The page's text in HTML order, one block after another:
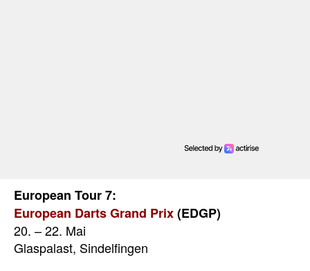
European Tour 7:
European Darts Grand Prix(EDGP)
20. – 22. Mai
Glaspalast, Sindelfingen